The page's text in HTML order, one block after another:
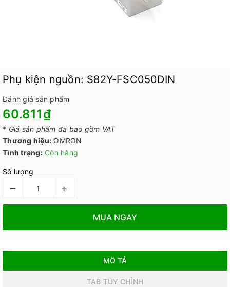
Phụ kiện nguồn: S82Y-FSC050DIN
Đánh giá sản phẩm
60.811₫
* Giá sản phẩm đã bao gồm VAT
Thương hiệu: OMRON
Tình trạng: Còn hàng
Số lượng
– +
MUA NGAY
MÔ TẢ
TAB TÙY CHỈNH